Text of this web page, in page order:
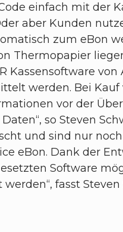
einfach mit der
aber Kunden
zum eBon
Thermopapier
Kassensoftware
werden. Bei
vor der
so Steven
und sind nur
eBon. Dank der
Software
fasst